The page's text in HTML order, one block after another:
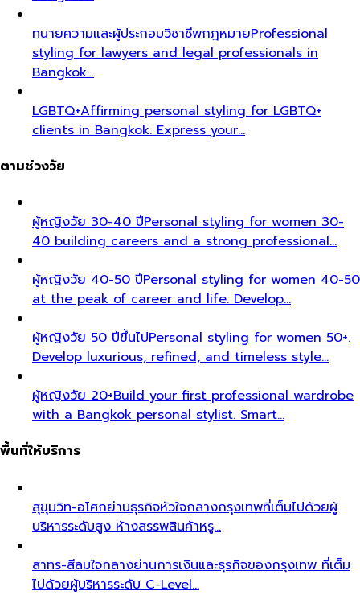
ทนายความและผู้ประกอบวิชาชีพกฎหมายProfessional
styling for lawyers and legal professionals in
Bangkok…
LGBTQ+Affirming personal styling for LGBTQ+
clients in Bangkok. Express your…
ตามช่วงวัย
ผู้หญิงวัย 30-40 ปีPersonal styling for women 30-
40 building careers and a strong professional…
ผู้หญิงวัย 40-50 ปีPersonal styling for women 40-50
at the peak of career and life. Develop…
ผู้หญิงวัย 50 ปีขึ้นไปPersonal styling for women 50+.
Develop luxurious, refined, and timeless style…
ผู้หญิงวัย 20+Build your first professional wardrobe
with a Bangkok personal stylist. Smart…
พื้นที่ให้บริการ
สุขุมวิท-อโศกย่านธุรกิจหัวใจกลางกรุงเทพที่เต็มไปด้วยผู้
บริหารระดับสูง ห้างสรรพสินค้าหรู…
สาทร-สีลมใจกลางย่านการเงินและธุรกิจของกรุงเทพ ที่เต็ม
ไปด้วยผู้บริหารระดับ C-Level…